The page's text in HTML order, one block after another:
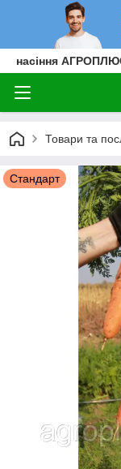
насіння
Товари та
Стандарт